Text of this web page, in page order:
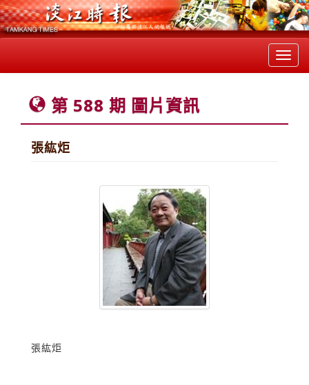
第 588 期 圖片資訊
張紘炬
張紘炬